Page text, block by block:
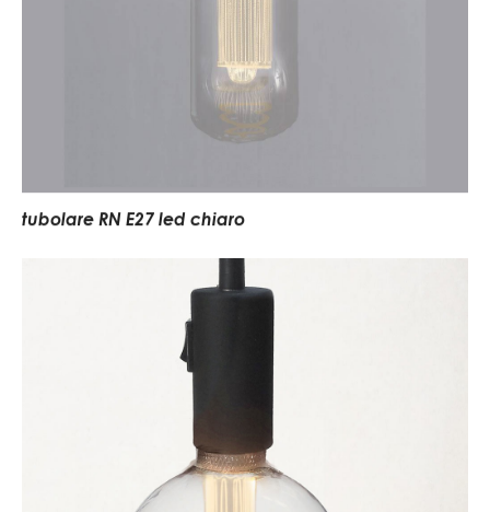
tubolare RN E27 led chiaro